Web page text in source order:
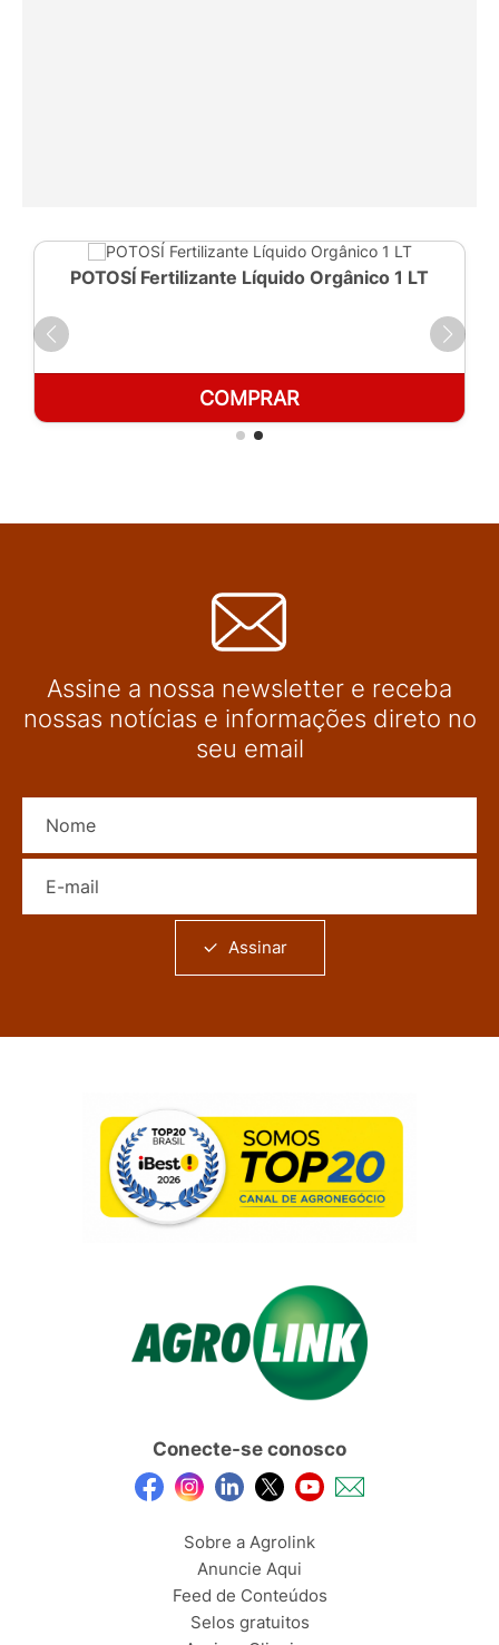
POTOSÍ Fertilizante Líquido Orgânico 1 LT
COMPRAR
Assine a nossa newsletter e receba
nossas notícias e informações direto no
seu email
Assinar
Conecte-se conosco
Sobre a Agrolink
Anuncie Aqui
Feed de Conteúdos
Selos gratuitos